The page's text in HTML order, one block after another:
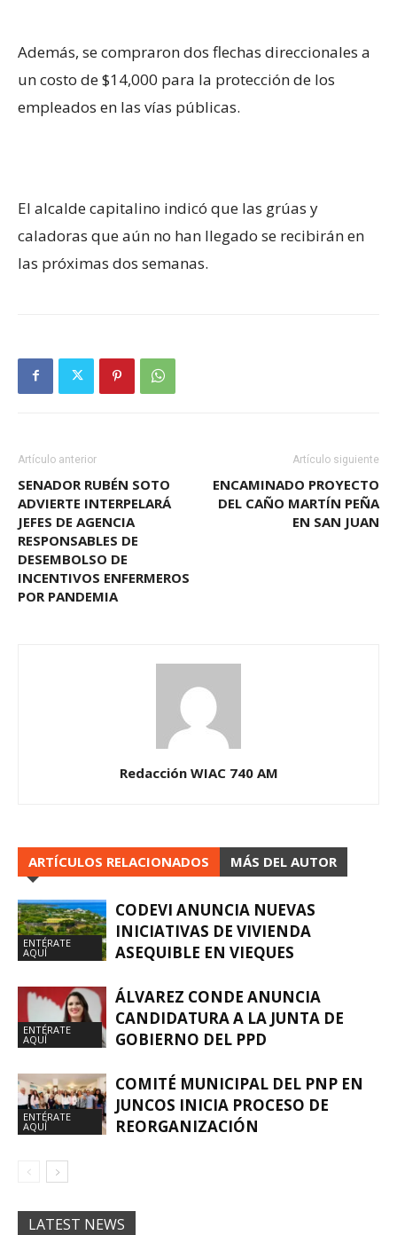
Además, se compraron dos flechas direccionales a
un costo de $14,000 para la protección de los
empleados en las vías públicas.
El alcalde capitalino indicó que las grúas y
caladoras que aún no han llegado se recibirán en
las próximas dos semanas.
Artículo anterior
SENADOR RUBÉN SOTO
ADVIERTE INTERPELARÁ
JEFES DE AGENCIA
RESPONSABLES DE
DESEMBOLSO DE
INCENTIVOS ENFERMEROS
POR PANDEMIA
Artículo siguiente
ENCAMINADO PROYECTO
DEL CAÑO MARTÍN PEÑA
EN SAN JUAN
Redacción WIAC 740 AM
ARTÍCULOS RELACIONADOS MÁS DEL AUTOR
ENTÉRATE
AQUÍ
CODEVI ANUNCIA NUEVAS
INICIATIVAS DE VIVIENDA
ASEQUIBLE EN VIEQUES
ENTÉRATE
AQUÍ
ÁLVAREZ CONDE ANUNCIA
CANDIDATURA A LA JUNTA DE
GOBIERNO DEL PPD
ENTÉRATE
AQUÍ
COMITÉ MUNICIPAL DEL PNP EN
JUNCOS INICIA PROCESO DE
REORGANIZACIÓN
LATEST NEWS